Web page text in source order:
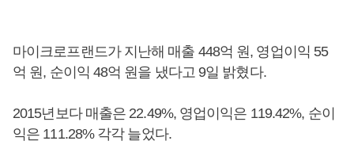
마이크로프랜드가 지난해 매출 448억 원, 영업이익 55
억 원, 순이익 48억 원을 냈다고 9일 밝혔다.
2015년보다 매출은 22.49%, 영업이익은 119.42%, 순이
익은 111.28% 각각 늘었다.